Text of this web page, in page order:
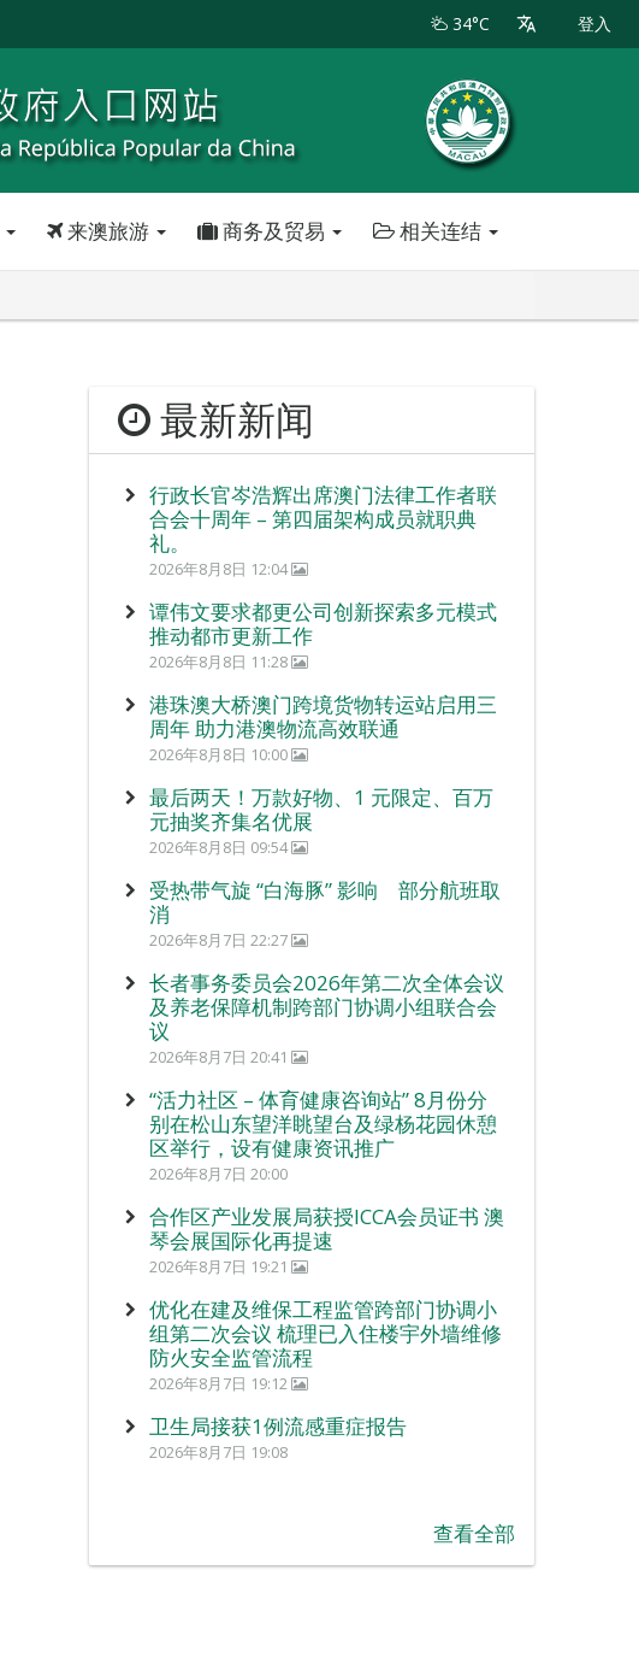
34°C 登入
来澳旅游 商务及贸易 相关连结
最新新闻
行政长官岑浩辉出席澳门法律工作者联
合会十周年 – 第四届架构成员就职典
礼。
2026年8月8日 12:04
谭伟文要求都更公司创新探索多元模式
推动都市更新工作
2026年8月8日 11:28
港珠澳大桥澳门跨境货物转运站启用三
周年 助力港澳物流高效联通
2026年8月8日 10:00
最后两天！万款好物、1 元限定、百万
元抽奖齐集名优展
2026年8月8日 09:54
受热带气旋 “白海豚” 影响 部分航班取
消
2026年8月7日 22:27
长者事务委员会2026年第二次全体会议
及养老保障机制跨部门协调小组联合会
议
2026年8月7日 20:41
“活力社区 – 体育健康咨询站” 8月份分
别在松山东望洋眺望台及绿杨花园休憩
区举行，设有健康资讯推广
2026年8月7日 20:00
合作区产业发展局获授ICCA会员证书 澳
琴会展国际化再提速
2026年8月7日 19:21
优化在建及维保工程监管跨部门协调小
组第二次会议 梳理已入住楼宇外墙维修
防火安全监管流程
2026年8月7日 19:12
卫生局接获1例流感重症报告
2026年8月7日 19:08
查看全部